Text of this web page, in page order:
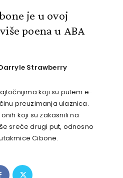
je u ovoj
poena u ABA
Strawberry
koji su putem e-
preuzimanja ulaznica.
koji su zakasnili na
sreće drugi put, odnosno
Cibone.